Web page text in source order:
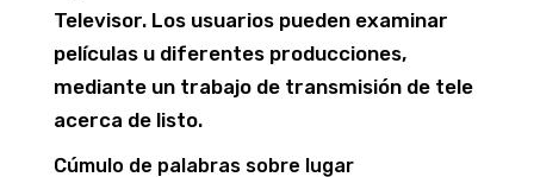
Televisor. Los usuarios pueden examinar
películas u diferentes producciones,
mediante un trabajo de transmisión de tele
acerca de listo.
Cúmulo de palabras sobre lugar